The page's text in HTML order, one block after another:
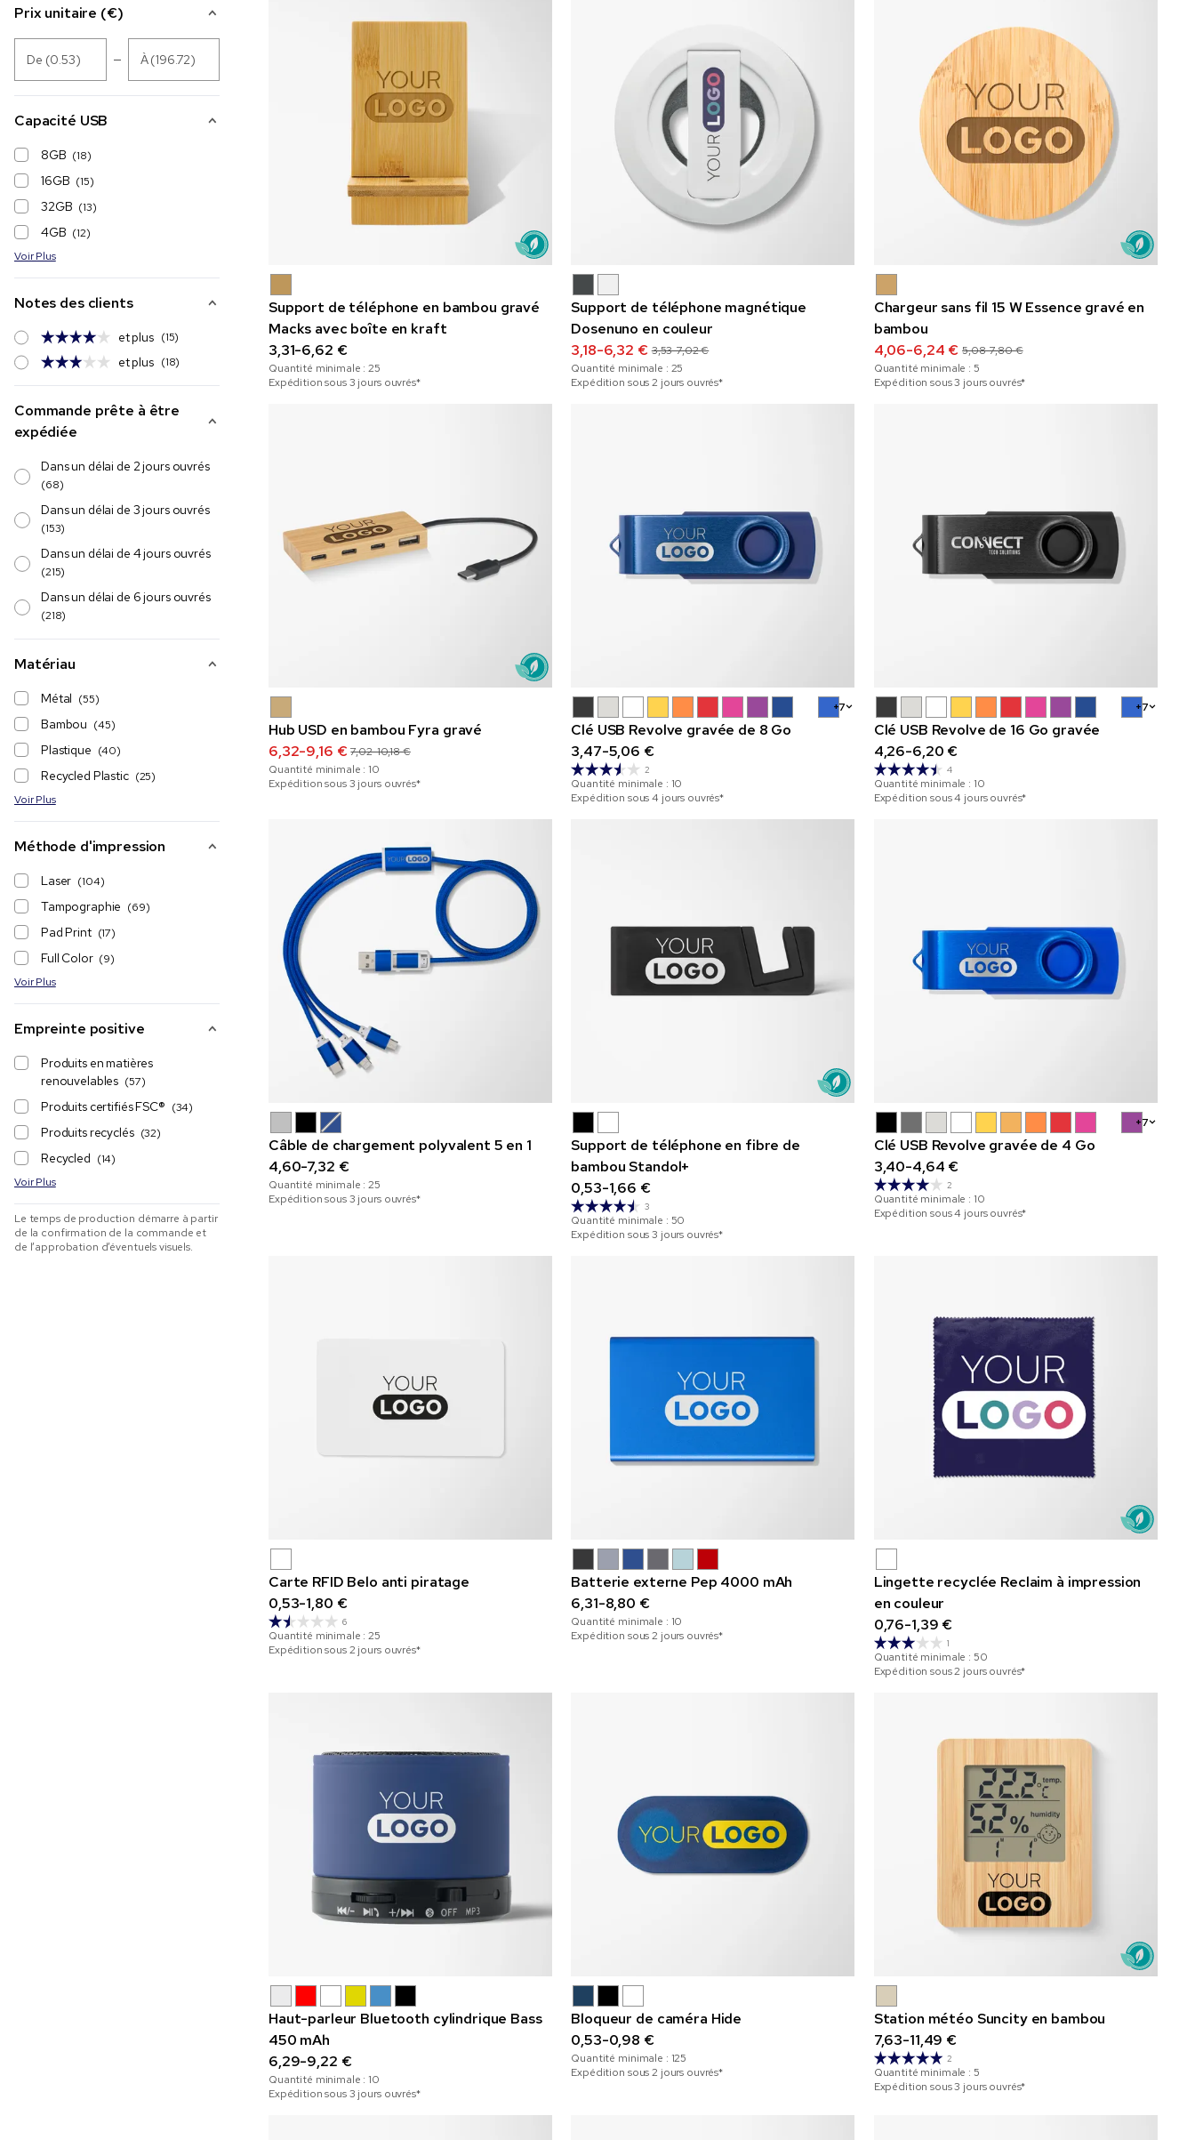
Prix unitaire (€)
De (0.53) À (196.72)
Capacité USB
8GB (18)
16GB (15)
32GB (13)
4GB (12)
Voir Plus
Notes des clients
et plus (15)
et plus (18)
Commande prête à être
expédiée
Dans un délai de 2 jours ouvrés
(68)
Dans un délai de 3 jours ouvrés
(153)
Dans un délai de 4 jours ouvrés
(215)
Dans un délai de 6 jours ouvrés
(218)
Matériau
Métal (55)
Bambou (45)
Plastique (40)
Recycled Plastic (25)
Voir Plus
Méthode d'impression
Laser (104)
Tampographie (69)
Pad Print (17)
Full Color (9)
Voir Plus
Empreinte positive
Produits en matières
renouvelables (57)
Produits certifiés FSC® (34)
Produits recyclés (32)
Recycled (14)
Voir Plus
Le temps de production démarre à partir
de la confirmation de la commande et
de l’approbation d’éventuels visuels.
Support de téléphone en bambou gravé
Macks avec boîte en kraft
3,31-6,62 €
Quantité minimale :25
Expédition sous 3 jours ouvrés*
Support de téléphone magnétique
Dosenuno en couleur
3,18-6,32 € 3,53-7,02 €
Quantité minimale : 25
Expédition sous 2 jours ouvrés*
Chargeur sans fil 15 W Essence gravé en
bambou
4,06-6,24 € 5,08-7,80 €
Quantité minimale : 5
Expédition sous 3 jours ouvrés*
Hub USD en bambou Fyra gravé
6,32-9,16 € 7,02-10,18 €
Quantité minimale : 10
Expédition sous 3 jours ouvrés*
+7
Clé USB Revolve gravée de 8 Go
3,47-5,06 €
2
Quantité minimale : 10
Expédition sous 4 jours ouvrés*
+7
Clé USB Revolve de 16 Go gravée
4,26-6,20 €
4
Quantité minimale : 10
Expédition sous 4 jours ouvrés*
Câble de chargement polyvalent 5 en 1
4,60-7,32 €
Quantité minimale :25
Expédition sous 3 jours ouvrés*
Support de téléphone en fibre de
bambou Standol+
0,53-1,66 €
3
Quantité minimale : 50
Expédition sous 3 jours ouvrés*
+7
Clé USB Revolve gravée de 4 Go
3,40-4,64 €
2
Quantité minimale : 10
Expédition sous 4 jours ouvrés*
Carte RFID Belo anti piratage
0,53-1,80 €
6
Quantité minimale :25
Expédition sous 2 jours ouvrés*
Batterie externe Pep 4000 mAh
6,31-8,80 €
Quantité minimale : 10
Expédition sous 2 jours ouvrés*
Lingette recyclée Reclaim à impression
en couleur
0,76-1,39 €
1
Quantité minimale : 50
Expédition sous 2 jours ouvrés*
Haut-parleur Bluetooth cylindrique Bass
450 mAh
6,29-9,22 €
Quantité minimale : 10
Expédition sous 3 jours ouvrés*
Bloqueur de caméra Hide
0,53-0,98 €
Quantité minimale : 125
Expédition sous 2 jours ouvrés*
Station météo Suncity en bambou
7,63-11,49 €
2
Quantité minimale : 5
Expédition sous 3 jours ouvrés*